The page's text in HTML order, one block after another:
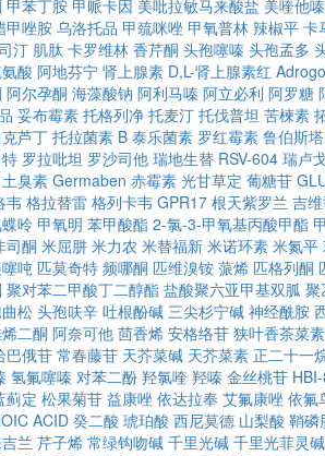
甲苯丁胺 甲哌卡因 美吡拉敏马来酸盐 美喹他嗪
甲唑胺 乌洛托品 甲巯咪唑 甲氧普林 辣椒平 卡
汀 肌肽 卡罗维林 香芹酮 头孢噻嗪 头孢孟多
酸 阿地芬宁 肾上腺素 D,L-肾上腺素红
阿尔孕酮 海藻酸钠 阿利马嗪 阿立必利 阿罗糖
妥布霉素 托格列净 托麦汀 托伐普坦 苦楝素
芦丁 托拉菌素 B 泰乐菌素 罗红霉素 鲁伯斯塔
罗拉吡坦 罗沙司他 瑞地生替 RSV-604 瑞卢
土臭素 Germaben 赤霉素 光甘草定 葡糖苷
韦 格拉替雷 格列卡韦 GPR17 根天紫罗兰 吉
呤 甲氧明 苯甲酸酯 2-氯-3-甲氧基丙酸甲酯
司酮 米屈肼 米力农 米替福新 米诺环素 米氮平
吨 匹莫奇特 频哪酮 匹维溴铵 蒎烯 匹格列酮
聚对苯二甲酸丁二醇酯 盐酸聚六亚甲基双胍 聚
松 头孢呋辛 吐根酚碱 三尖杉宁碱 神经酰胺
二酮 阿奈可他 茴香烯 安格络苷 狭叶香茶菜素
巴俄苷 常春藤苷 天芥菜碱 天芥菜素 正二十一
氢氟噻嗪 对苯二酚 羟氯喹 羟嗪 金丝桃苷
蓟定 松果菊苷 益康唑 依达拉奉 艾氟康唑 依氟
ACID 癸二酸 琥珀酸 西尼莫德 山梨酸 鞘磷
兰 芹子烯 常绿钩吻碱 千里光碱 千里光菲灵碱